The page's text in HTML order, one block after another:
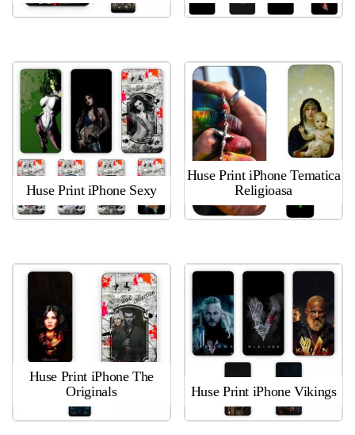
Huse Print iPhone Sexy
Huse Print iPhone Tematica
Religioasa
Huse Print iPhone The
Originals
Huse Print iPhone Vikings